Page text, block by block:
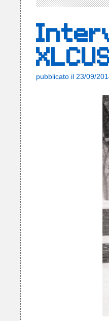
pubblicato il 23/09/